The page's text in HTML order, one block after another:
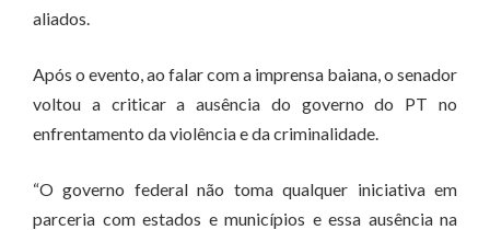
aliados.
Após o evento, ao falar com a imprensa baiana, o senador
voltou a criticar a ausência do governo do PT no
enfrentamento da violência e da criminalidade.
“O governo federal não toma qualquer iniciativa em
parceria com estados e municípios e essa ausência na